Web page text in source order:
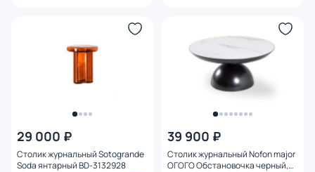
29 000 ₽
Столик журнальный Sotogrande
Soda янтарный BD-3132928
39 900 ₽
Столик журнальный Nofon major
ОГОГО Обстановочка черный,